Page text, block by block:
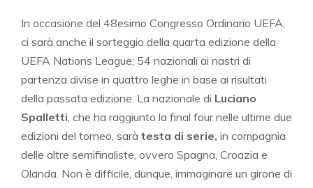
In occasione del 48esimo Congresso Ordinario UEFA,
ci sarà anche il sorteggio della quarta edizione della
UEFA Nations League; 54 nazionali ai nastri di
partenza divise in quattro leghe in base ai risultati
della passata edizione. La nazionale di Luciano
Spalletti , che ha raggiunto la final four nelle ultime due
edizioni del torneo, sarà testa di serie, in compagnia
delle altre semifinaliste, ovvero Spagna, Croazia e
Olanda . Non è difficile, dunque, immaginare un girone di